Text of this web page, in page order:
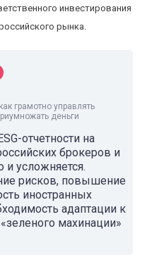
инвестирования
рынка.
грамотно управлять
деньги
отчетности на
брокеров и
усложняется.
рисков, повышение
иностранных
адаптации к
махинации»